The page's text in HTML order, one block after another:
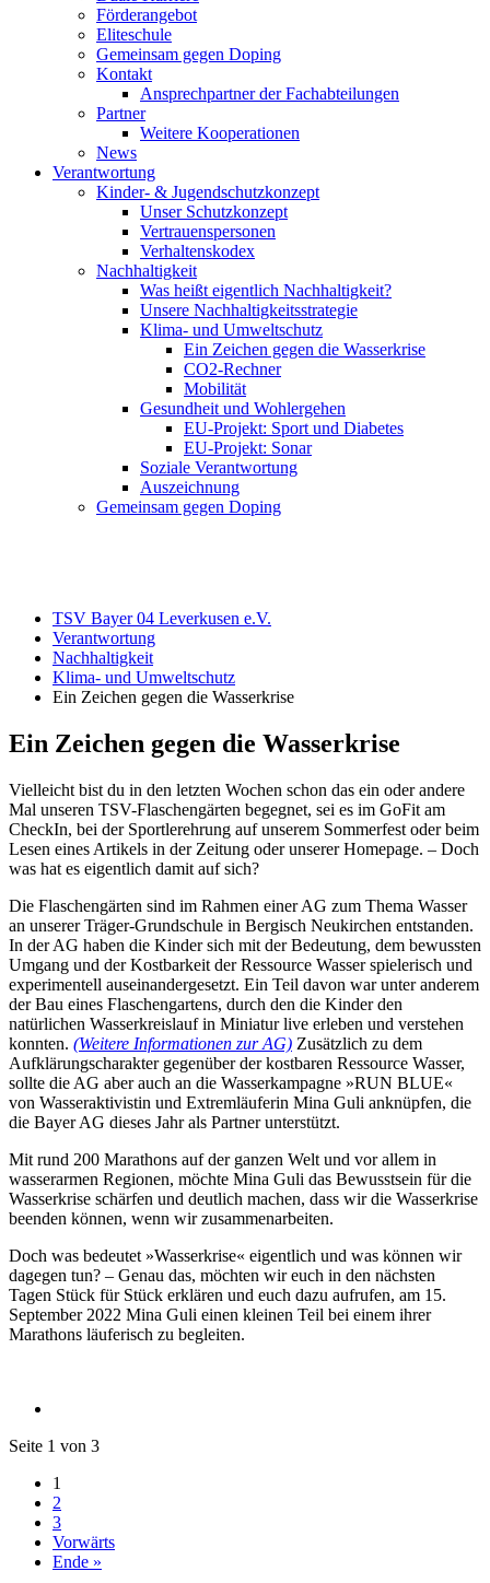
Förderangebot
Eliteschule
Gemeinsam gegen Doping
Kontakt
Ansprechpartner der Fachabteilungen
Partner
Weitere Kooperationen
News
Verantwortung
Kinder- & Jugendschutzkonzept
Unser Schutzkonzept
Vertrauenspersonen
Verhaltenskodex
Nachhaltigkeit
Was heißt eigentlich Nachhaltigkeit?
Unsere Nachhaltigkeitsstrategie
Klima- und Umweltschutz
Ein Zeichen gegen die Wasserkrise
CO2-Rechner
Mobilität
Gesundheit und Wohlergehen
EU-Projekt: Sport und Diabetes
EU-Projekt: Sonar
Soziale Verantwortung
Auszeichnung
Gemeinsam gegen Doping
TSV Bayer 04 Leverkusen e.V.
Verantwortung
Nachhaltigkeit
Klima- und Umweltschutz
Ein Zeichen gegen die Wasserkrise
Ein Zeichen gegen die Wasserkrise
Vielleicht bist du in den letzten Wochen schon das ein oder andere
Mal unseren TSV-Flaschengärten begegnet, sei es im GoFit am
CheckIn, bei der Sportlerehrung auf unserem Sommerfest oder beim
Lesen eines Artikels in der Zeitung oder unserer Homepage. – Doch
was hat es eigentlich damit auf sich?
Die Flaschengärten sind im Rahmen einer AG zum Thema Wasser
an unserer Träger-Grundschule in Bergisch Neukirchen entstanden.
In der AG haben die Kinder sich mit der Bedeutung, dem bewussten
Umgang und der Kostbarkeit der Ressource Wasser spielerisch und
experimentell auseinandergesetzt. Ein Teil davon war unter anderem
der Bau eines Flaschengartens, durch den die Kinder den
natürlichen Wasserkreislauf in Miniatur live erleben und verstehen
konnten. (Weitere Informationen zur AG) Zusätzlich zu dem
Aufklärungscharakter gegenüber der kostbaren Ressource Wasser,
sollte die AG aber auch an die Wasserkampagne »RUN BLUE«
von Wasseraktivistin und Extremläuferin Mina Guli anknüpfen, die
die Bayer AG dieses Jahr als Partner unterstützt.
Mit rund 200 Marathons auf der ganzen Welt und vor allem in
wasserarmen Regionen, möchte Mina Guli das Bewusstsein für die
Wasserkrise schärfen und deutlich machen, dass wir die Wasserkrise
beenden können, wenn wir zusammenarbeiten.
Doch was bedeutet »Wasserkrise« eigentlich und was können wir
dagegen tun? – Genau das, möchten wir euch in den nächsten
Tagen Stück für Stück erklären und euch dazu aufrufen, am 15.
September 2022 Mina Guli einen kleinen Teil bei einem ihrer
Marathons läuferisch zu begleiten.
Seite 1 von 3
1
2
3
Vorwärts
Ende »